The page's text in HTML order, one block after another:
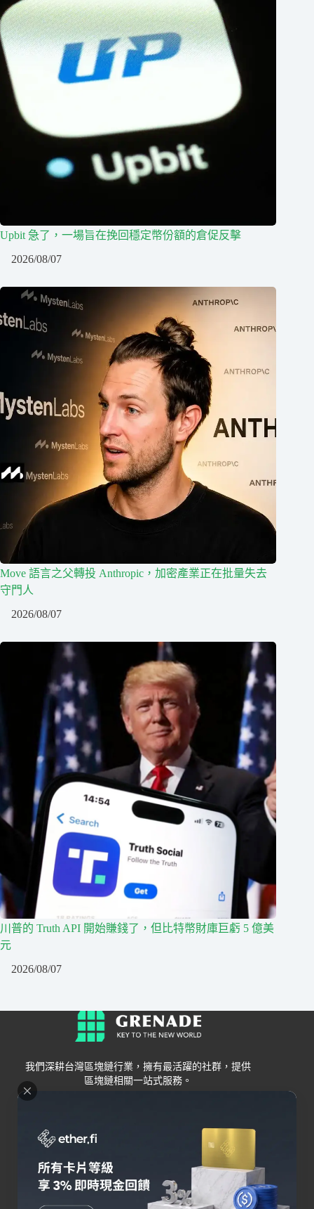
Upbit 急了，一場旨在挽回穩定幣份額的倉促反擊
2026/08/07
Move 語言之父轉投 Anthropic，加密產業正在批量失去
守門人
2026/08/07
川普的 Truth API 開始賺錢了，但比特幣財庫巨虧 5 億美
元
2026/08/07
我們深耕台灣區塊鏈行業，擁有最活躍的社群，提供
區塊鏈相關一站式服務。
Grenade
關於我們
聯絡我們
錢包
交易所
Bybit
OKX
HOYA BIT